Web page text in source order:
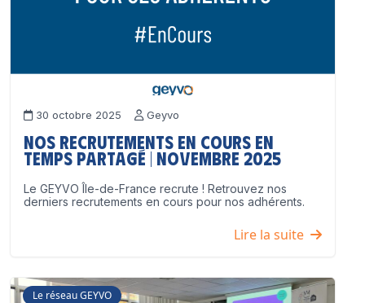
30 octobre 2025 Geyvo
Nos recrutements en cours en
temps partagé | Novembre 2025
Le GEYVO Île-de-France recrute ! Retrouvez nos
derniers recrutements en cours pour nos adhérents.
Lire la suite
Le réseau GEYVO